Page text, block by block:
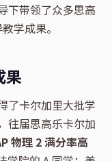
下带领了众多思高
学成果。
果
了卡尔加里大批学
往届思高乐卡尔加
物理 2 满分率高